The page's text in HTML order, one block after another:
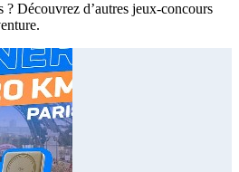
? Découvrez d’autres jeux-concours